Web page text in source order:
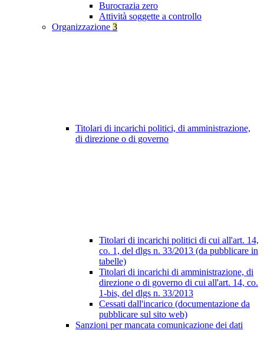
Burocrazia zero
Attività soggette a controllo
Organizzazione 3
Titolari di incarichi politici, di amministrazione,
di direzione o di governo
Titolari di incarichi politici di cui all'art. 14,
co. 1, del dlgs n. 33/2013 (da pubblicare in
tabelle)
Titolari di incarichi di amministrazione, di
direzione o di governo di cui all'art. 14, co.
1-bis, del dlgs n. 33/2013
Cessati dall'incarico (documentazione da
pubblicare sul sito web)
Sanzioni per mancata comunicazione dei dati